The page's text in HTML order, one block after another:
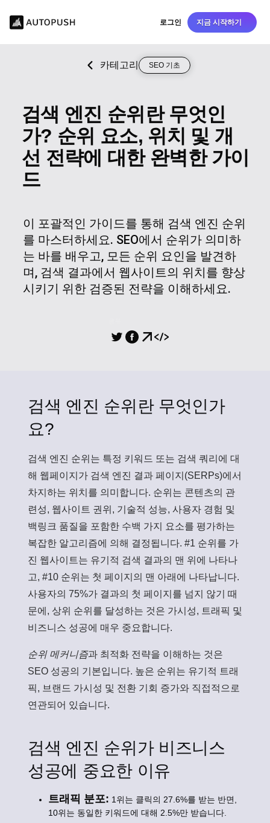
로그인 지금 시작하기
카테고리 SEO 기초
검색 엔진 순위란 무엇인
가? 순위 요소, 위치 및 개
선 전략에 대한 완벽한 가이
드
이 포괄적인 가이드를 통해 검색 엔진 순위
를 마스터하세요. SEO에서 순위가 의미하
는 바를 배우고, 모든 순위 요인을 발견하
며, 검색 결과에서 웹사이트의 위치를 향상
시키기 위한 검증된 전략을 이해하세요.
검색 엔진 순위란 무엇인가
요?
검색 엔진 순위 는 특정 키워드 또는 검색 쿼리에 대
해 웹페이지가 검색 엔진 결과 페이지(SERPs)에서
차지하는 위치를 의미합니다. 순위는 콘텐츠의 관
련성, 웹사이트 권위, 기술적 성능, 사용자 경험 및
백링크 품질을 포함한 수백 가지 요소를 평가하는
복잡한 알고리즘에 의해 결정됩니다. #1 순위를 가
진 웹사이트는 유기적 검색 결과의 맨 위에 나타나
고, #10 순위는 첫 페이지의 맨 아래에 나타납니다.
사용자의 75%가 결과의 첫 페이지를 넘지 않기 때
문에, 상위 순위를 달성하는 것은 가시성, 트래픽 및
비즈니스 성공에 매우 중요합니다.
순위 메커니즘과 최적화 전략을 이해하는 것은
SEO 성공의 기본입니다. 높은 순위는 유기적 트래
픽, 브랜드 가시성 및 전환 기회 증가와 직접적으로
연관되어 있습니다.
검색 엔진 순위가 비즈니스
성공에 중요한 이유
트래픽 분포: 1위는 클릭의 27.6%를 받는 반면,
10위는 동일한 키워드에 대해 2.5%만 받습니다.